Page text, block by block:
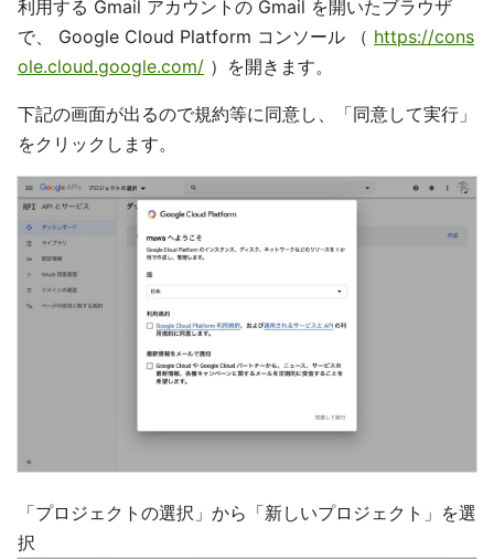
利用する Gmail アカウントの Gmail を開いたブラウザ
で、 Google Cloud Platform コンソール （ https://cons
ole.cloud.google.com/ ）を開きます。
下記の画面が出るので規約等に同意し、「同意して実行」
をクリックします。
「プロジェクトの選択」から「新しいプロジェクト」を選
択